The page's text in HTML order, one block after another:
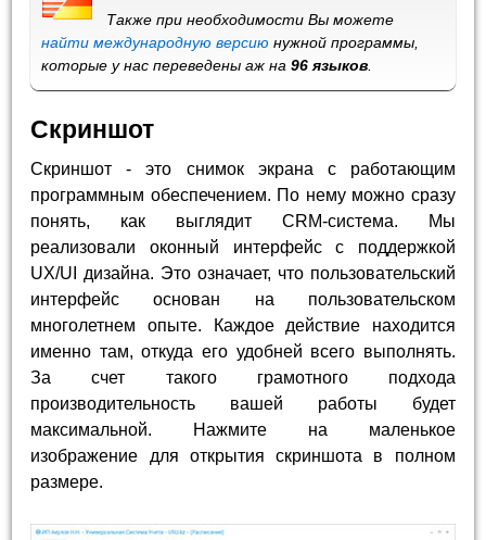
Также при необходимости Вы можете
найти международную версию нужной программы,
которые у нас переведены аж на96 языков
Скриншот
Скриншот - это снимок экрана с работающим
программным обеспечением. По нему можно сразу
понять, как выглядит CRM-система. Мы
реализовали оконный интерфейс с поддержкой
UX/UI дизайна. Это означает, что пользовательский
интерфейс основан на пользовательском
многолетнем опыте. Каждое действие находится
именно там, откуда его удобней всего выполнять.
За счет такого грамотного подхода
производительность вашей работы будет
максимальной. Нажмите на маленькое
изображение для открытия скриншота в полном
размере.